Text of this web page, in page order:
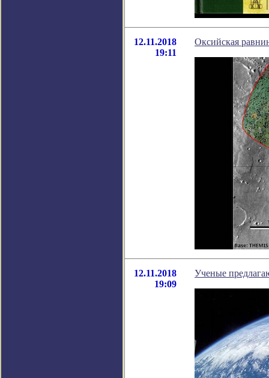
12.11.2018
19:11
Оксийская
12.11.2018
19:09
Ученые